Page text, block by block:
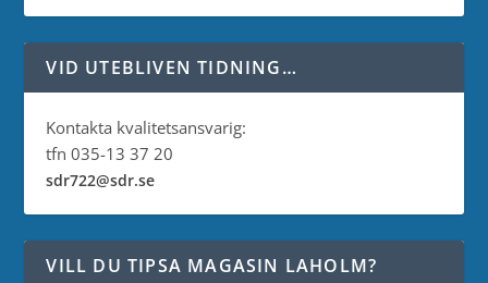
VID UTEBLIVEN TIDNING…
Kontakta kvalitetsansvarig:
tfn 035-13 37 20
sdr722@sdr.se
VILL DU TIPSA MAGASIN LAHOLM?